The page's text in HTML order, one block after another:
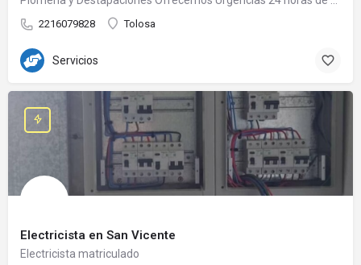
2216079828 Tolosa
Servicios
Electricista en San Vicente
Electricista matriculado